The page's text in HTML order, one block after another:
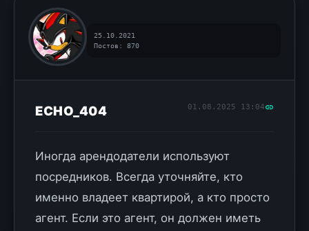
25.10.2021
Постов: 870
ECHO_404 01.08.2025 13:04
Иногда арендодатели используют
посредников. Всегда уточняйте, кто
именно владеет квартирой, а кто просто
агент. Если это агент, он должен иметь